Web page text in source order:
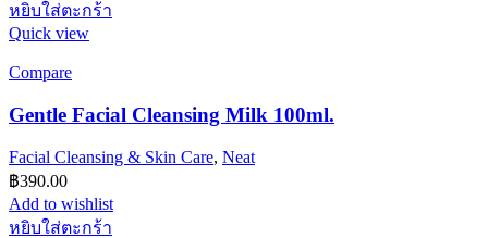
หยิบใส่ตะกร้า
Quick view
Compare
Gentle Facial Cleansing Milk 100ml.
Facial Cleansing & Skin Care, Neat
฿390.00
Add to wishlist
หยิบใส่ตะกร้า